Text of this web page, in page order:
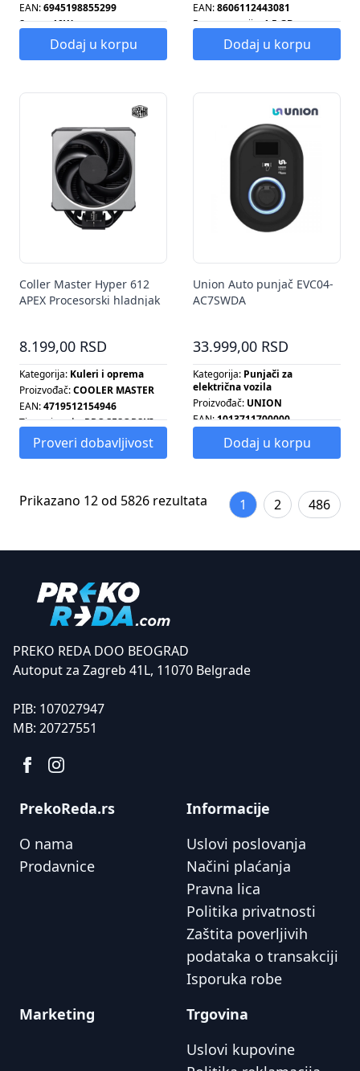
EAN:6945198855299
Snaga:10W
Dodaj u korpu
EAN:8606112443081
Ram memorija:1.5 GB
Smart tv:DA
Dodaj u korpu
Coller Master Hyper 612
APEX Procesorski hladnjak
8.199,00 RSD
Kategorija: Kuleri i oprema
Proizvođač:COOLER MASTER
EAN:4719512154946
Tip proizvoda:PROCESORSKI
HLADNJAK
Tip ventilatora:PWM
Proveri dobavljivost
Union Auto punjač EVC04-
AC7SWDA
33.999,00 RSD
Kategorija: Punjači za
električna vozila
Proizvođač: UNION
EAN:1013711700000
Snaga:7.4 KW
Dodaj u korpu
Prikazano 12 od 5826 rezultata 1 2 486
PREKO REDA DOO BEOGRAD
Autoput za Zagreb 41L, 11070 Belgrade
PIB: 107027947
MB: 20727551
PrekoReda.rs
O nama
Prodavnice
Informacije
Uslovi poslovanja
Načini plaćanja
Pravna lica
Politika privatnosti
Zaštita poverljivih
podataka o transakciji
Isporuka robe
Marketing
Trgovina
Uslovi kupovine